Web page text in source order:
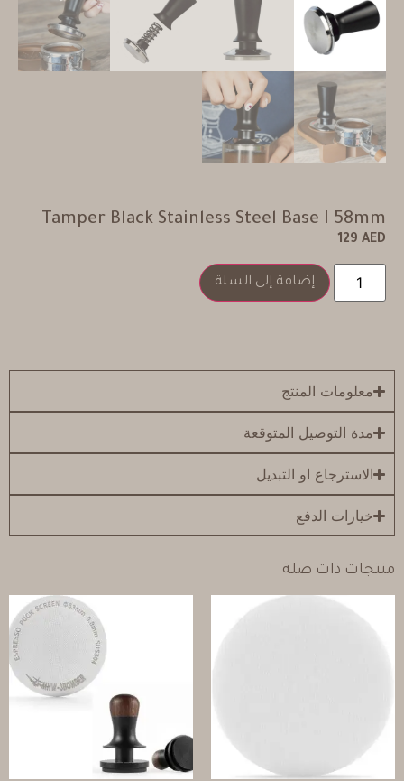
Tamper Black Stainless Steel Base I 58mm
129 AED
إضافة إلى السلة
معلومات المنتج
مدة التوصيل المتوقعة
الاسترجاع او التبديل
خيارات الدفع
منتجات ذات صلة